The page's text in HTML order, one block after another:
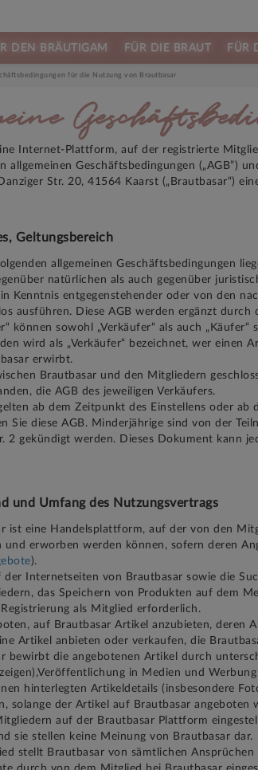
DEN BRÄUTIGAM FÜR DIE BRAUT FÜR
für die Nutzung von Brautbasar
Internet-Plattform, auf der registrierte
allgemeinen Geschäftsbedingungen („AGB”)
Str. 20, 41564 Kaarst („Brautbasar“)
Geltungsbereich
allgemeinen Geschäftsbedingungen
natürlichen als auch gegenüber
Kenntnis entgegenstehender oder von den
ausführen. Diese AGB werden ergänzt durch
können sowohl „Verkäufer“ als auch „Käufer“
wird als „Verkäufer“ bezeichnet, wer
erwirbt.
Brautbasar und den Mitgliedern
die AGB des jeweiligen Verkäufers.
ab dem Zeitpunkt des Einstellens oder
Sie diese AGB. Minderjährige sind von der
2 gekündigt werden. Dieses Dokument kann
und Umfang des Nutzungsvertrags
ist eine Handelsplattform, auf der von den
und erworben werden können, sofern deren
).
der Internetseiten von Brautbasar sowie die
das Speichern von Produkten auf dem
als Mitglied erforderlich.
auf Brautbasar Artikel anzubieten, deren
Artikel anbieten oder verkaufen, die
bewirbt die angebotenen Artikel durch
in Medien und
hinterlegten Artikeldetails (insbesondere
solange der Artikel auf Brautbasar angeboten
auf der Brautbasar Plattform
sie stellen keine Meinung von Brautbasar dar.
stellt Brautbasar von sämtlichen